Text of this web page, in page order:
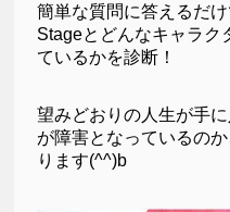
簡単な質問に答えるだけ
Stageとどんなキャラク
ているかを診断！
望みどおりの人生が手
が障害となっているの
ります(^^)b